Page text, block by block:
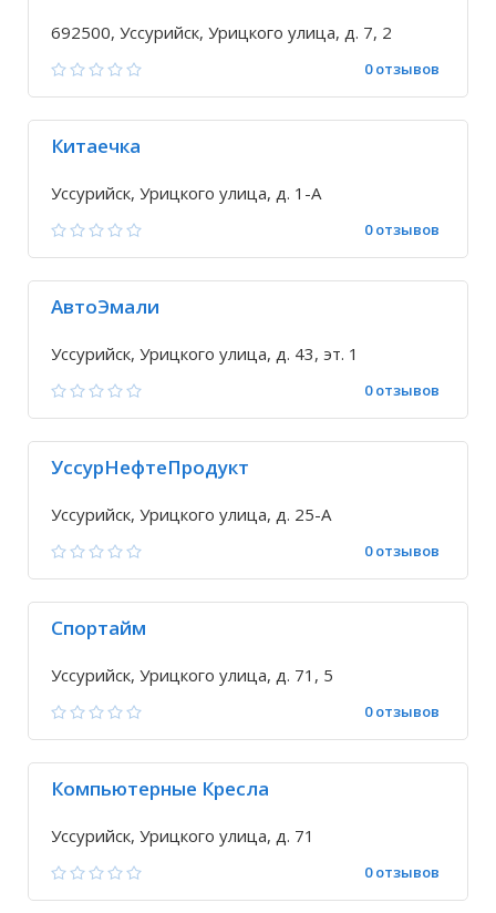
692500, Уссурийск, Урицкого улица, д. 7, 2
0 отзывов
Китаечка
Уссурийск, Урицкого улица, д. 1-А
0 отзывов
АвтоЭмали
Уссурийск, Урицкого улица, д. 43, эт. 1
0 отзывов
УссурНефтеПродукт
Уссурийск, Урицкого улица, д. 25-А
0 отзывов
Спортайм
Уссурийск, Урицкого улица, д. 71, 5
0 отзывов
Компьютерные Кресла
Уссурийск, Урицкого улица, д. 71
0 отзывов